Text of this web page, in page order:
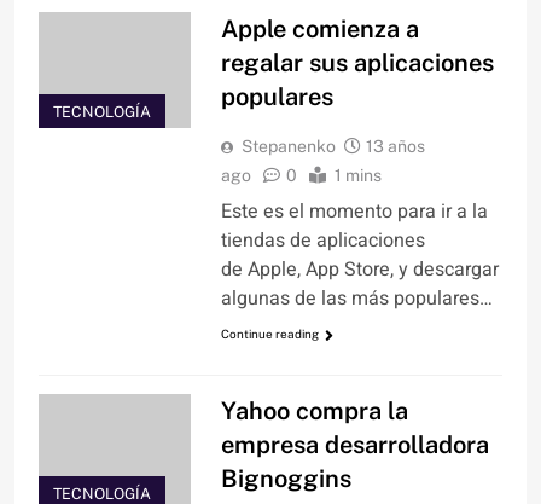
TECNOLOGÍA
Apple comienza a
regalar sus aplicaciones
populares
Stepanenko
13 años
ago
0 1 mins
Este es el momento para ir a la
tiendas de aplicaciones
de Apple, App Store, y descargar
algunas de las más populares…
Continue reading
TECNOLOGÍA
Yahoo compra la
empresa desarrolladora
Bignoggins